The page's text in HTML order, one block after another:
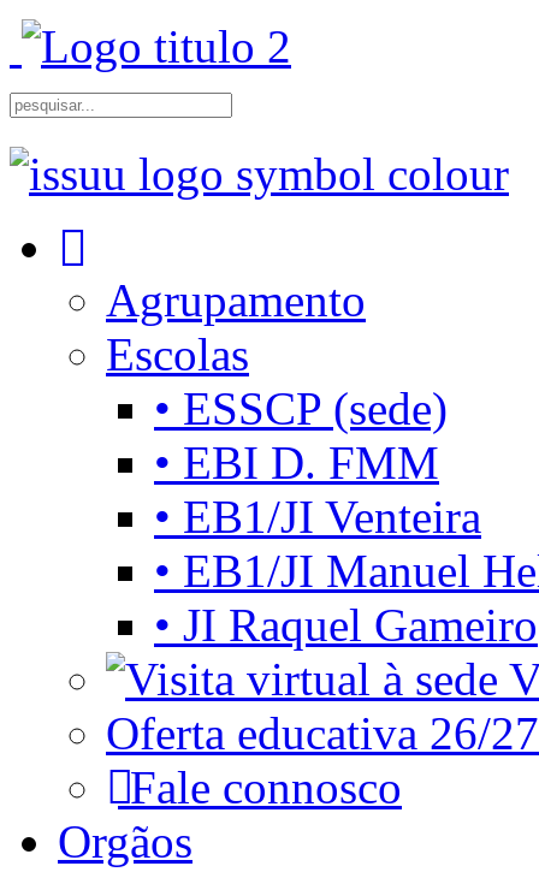
Agrupamento
Escolas
• ESSCP (sede)
• EBI D. FMM
• EB1/JI Venteira
• EB1/JI Manuel
• JI Raquel Gameiro
Oferta educativa 26/27
Fale connosco
Orgãos